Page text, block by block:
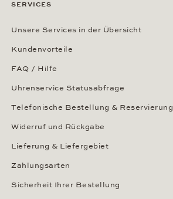
SERVICES
Unsere Services in der Übersicht
Kundenvorteile
FAQ / Hilfe
Uhrenservice Statusabfrage
Telefonische Bestellung & Reservierung
Widerruf und Rückgabe
Lieferung & Liefergebiet
Zahlungsarten
Sicherheit Ihrer Bestellung